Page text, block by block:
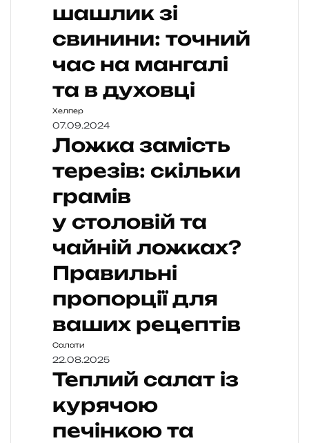
шашлик зі
свинини: точний
час на мангалі
та в духовці
Хелпер
07.09.2024
Ложка замість
терезів: скільки
грамів
у столовій та
чайній ложках?
Правильні
пропорції для
ваших рецептів
Салати
22.08.2025
Теплий салат із
курячою
печінкою та